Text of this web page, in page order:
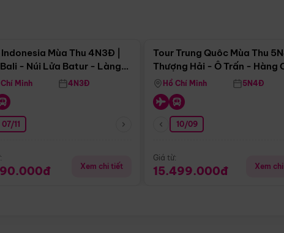
Mùa Thu 4N3Đ |
- Núi Lửa Batur - Làng
Chí Minh 4N3Đ
07/11
Xem chi tiết
Tour Trung Quôc Mùa Thu
Thượng Hải - Ô Trấn - Hàng
(Tour Không Shopping)
Hồ Chí Minh 5N4Đ
10/09
Giá từ:
15.499.000đ Xem